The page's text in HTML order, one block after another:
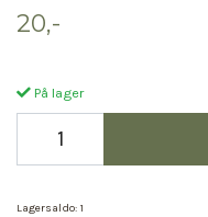
20,-
På lager
Lagersaldo: 1